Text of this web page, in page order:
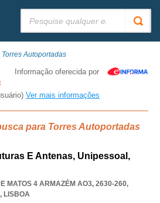
Torres Autoportadas
Informação oferecida por
Ver mais informações
para Torres Autoportadas
E Antenas, Unipessoal,
MATOS 4 ARMAZÉM AO3, 2630-260,
, LISBOA